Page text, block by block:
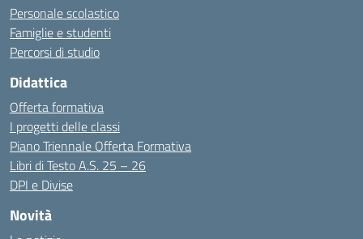
Personale scolastico
Famiglie e studenti
Percorsi di studio
Didattica
Offerta formativa
I progetti delle classi
Piano Triennale Offerta Formativa
Libri di Testo A.S. 25 – 26
DPI e Divise
Novità